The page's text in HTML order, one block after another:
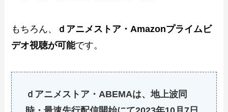
もちろん、
ｄアニメストア・Amazonプライムビ
デオ視聴が可能です。
ｄアニメストア・ABEMAは、地上波同